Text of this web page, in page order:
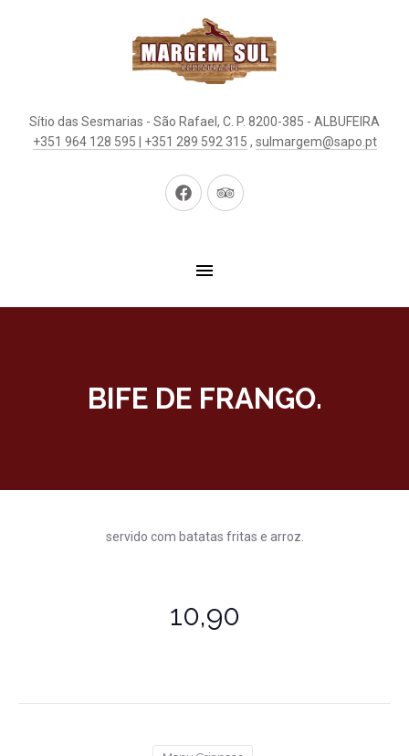
Sítio das Sesmarias - São Rafael, C. P. 8200-385 - ALBUFEIRA
+351 964 128 595 | +351 289 592 315 , sulmargem@sapo.pt
New
New
BIFE DE FRANGO.
servido com batatas fritas e arroz.
10,90